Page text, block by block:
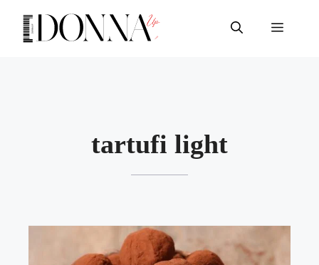
contenuto
Menu
tartufi light